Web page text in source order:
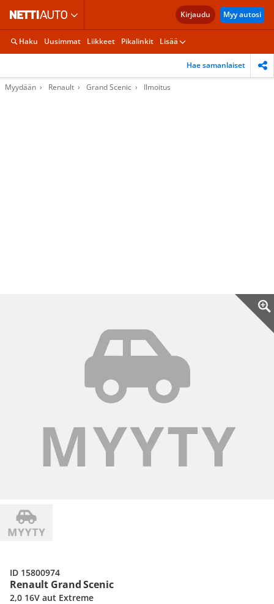
Kirjaudu Myy autosi
Haku Uusimmat Liikkeet Pikalinkit Lisää
Hae samanlaiset
Myydään Renault Grand Scenic Ilmoitus
Renault Grand Scenic
2,0 16V aut Extreme
ID 15800974